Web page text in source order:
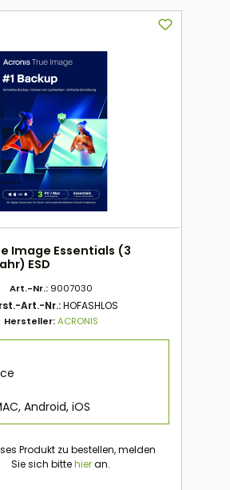
Image Essentials (3
ESD
Art.-Nr.: 9007030
Art.-Nr.:HOFASHLOS
Hersteller:ACRONIS
Android, iOS
Produkt zu bestellen, melden
Sie sich bittehieran.